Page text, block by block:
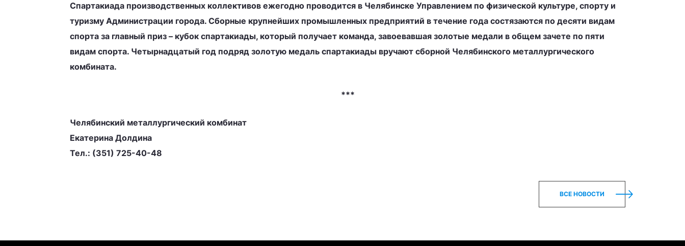
Спартакиада производственных коллективов ежегодно проводится в Челябинске Управлением по физической культуре, спорту и
туризму Администрации города. Сборные крупнейших промышленных предприятий в течение года состязаются по десяти видам
спорта за главный приз – кубок спартакиады, который получает команда, завоевавшая золотые медали в общем зачете по пяти
видам спорта. Четырнадцатый год подряд золотую медаль спартакиады вручают сборной Челябинского металлургического
комбината.
***
Челябинский металлургический комбинат
Екатерина Долдина
Тел.: (351) 725-40-48
ВСЕ НОВОСТИ